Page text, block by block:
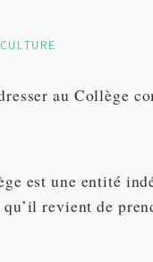
CULTURE
au Collège
est une entité
revient de